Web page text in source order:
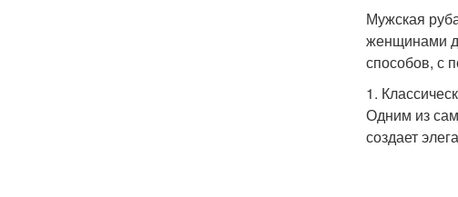
Мужская
женщинами
способов, с
1.
Одним из
создает